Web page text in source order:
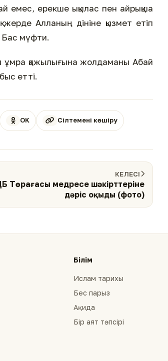
емес, ерекше ықылас пен айрықша
Алланың дініне қызмет етіп
Бас мүфти.
ұмра қажылығына жолдаманы Абай
етті.
OK Сілтемені көшіру
КЕЛЕСІ
Төрағасы медресе шәкірттеріне
дәріс оқыды (фото)
Білім
Ислам тарихы
Бес парыз
Ақида
Бір аят тәпсірі